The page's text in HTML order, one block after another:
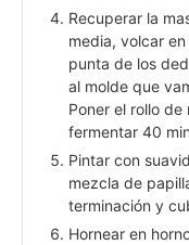
Recuperar la
media, volcar
punta de los
al molde que
Poner el rollo
fermentar 40
Pintar con
mezcla de
terminación y
Hornear en